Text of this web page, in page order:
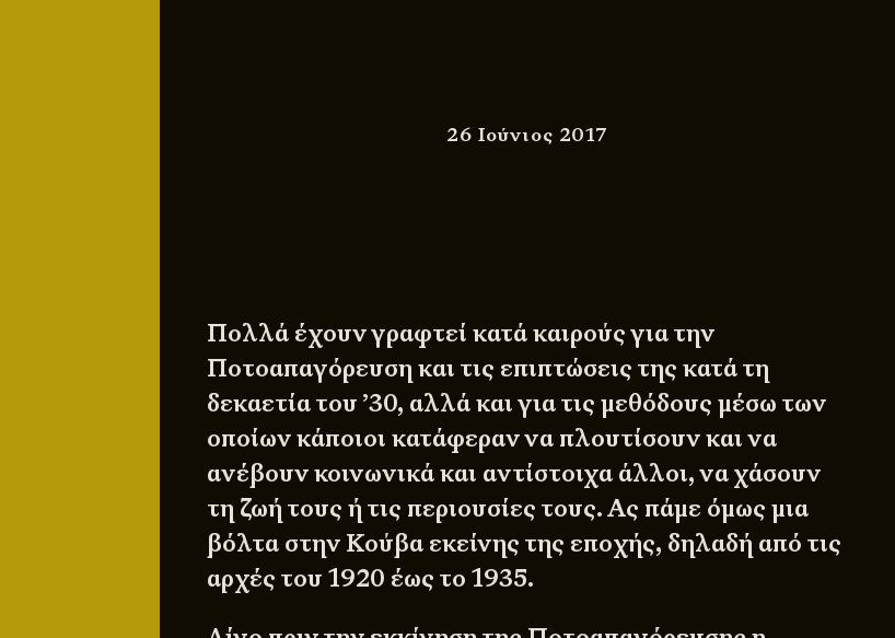
26 Ιούνιος 2017
Πολλά έχουν γραφτεί κατά καιρούς για την
Ποτοαπαγόρευση και τις επιπτώσεις της κατά τη
δεκαετία του ’30, αλλά και για τις μεθόδους μέσω των
οποίων κάποιοι κατάφεραν να πλουτίσουν και να
ανέβουν κοινωνικά και αντίστοιχα άλλοι, να χάσουν
τη ζωή τους ή τις περιουσίες τους. Ας πάμε όμως μια
βόλτα στην Κούβα εκείνης της εποχής, δηλαδή από τις
αρχές του 1920 έως το 1935.